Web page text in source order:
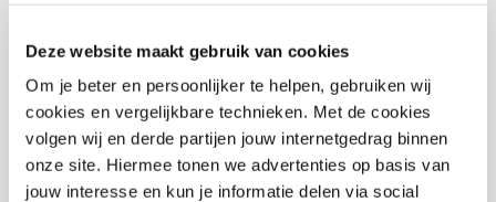
Deze website maakt gebruik van cookies
Om je beter en persoonlijker te helpen, gebruiken wij
cookies en vergelijkbare technieken. Met de cookies
volgen wij en derde partijen jouw internetgedrag binnen
onze site. Hiermee tonen we advertenties op basis van
jouw interesse en kun je informatie delen via social
Plaats in winkelwagen
Voorraad vestigingen
Check de voorraad eenvoudig en snel online